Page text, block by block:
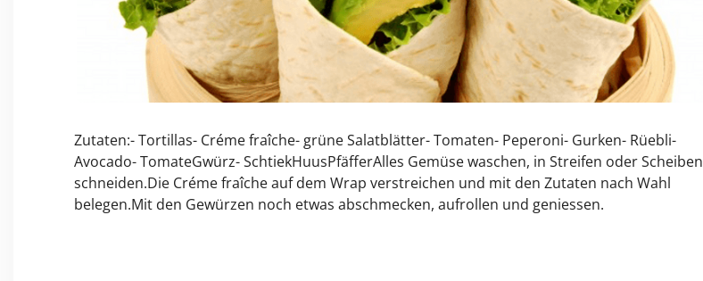
Zutaten:- Tortillas- Créme fraîche- grüne Salatblätter- Tomaten- Peperoni- Gurken- Rüebli-
Avocado- TomateGwürz- SchtiekHuusPfäfferAlles Gemüse waschen, in Streifen oder Scheiben
schneiden.Die Créme fraîche auf dem Wrap verstreichen und mit den Zutaten nach Wahl
belegen.Mit den Gewürzen noch etwas abschmecken, aufrollen und geniessen.